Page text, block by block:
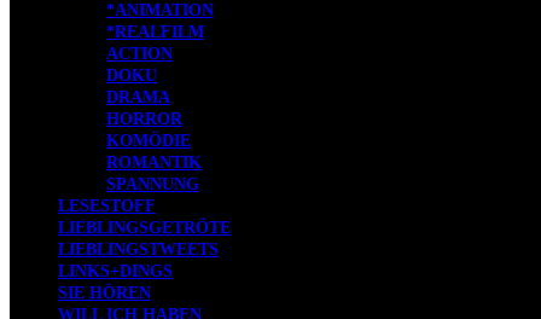
*ANIMATION
*REALFILM
ACTION
DOKU
DRAMA
HORROR
KOMÖDIE
ROMANTIK
SPANNUNG
LESESTOFF
LIEBLINGSGETRÖTE
LIEBLINGSTWEETS
LINKS+DINGS
SIE HÖREN
WILL ICH HABEN